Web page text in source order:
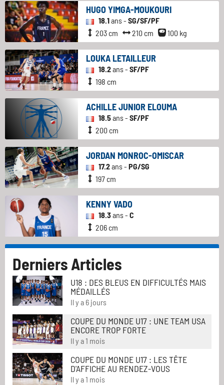
HUGO YIMGA-MOUKOURI
18.1ans - SG/SF/PF
203 cm
210 cm 100 kg
LOUKA LETAILLEUR
18.2ans - SF/PF
198 cm
ACHILLE JUNIOR ELOUMA
18.5ans - SF/PF
200 cm
JORDAN MONROC-OMISCAR
17.2ans - PG/SG
197 cm
KENNY VADO
18.3ans - C
206 cm
Derniers Articles
U18 : DES BLEUS EN DIFFICULTÉS MAIS
MÉDAILLÉS
Il y a 6 jours
COUPE DU MONDE U17 : UNE TEAM USA
ENCORE TROP FORTE
Il y a 1 mois
COUPE DU MONDE U17 : LES TÊTE
D'AFFICHE AU RENDEZ-VOUS
Il y a 1 mois